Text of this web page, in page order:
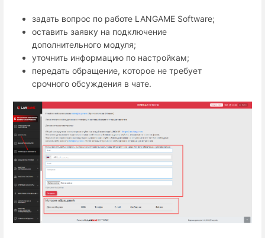
задать вопрос по работе LANGAME Software;
оставить заявку на подключение
дополнительного модуля;
уточнить информацию по настройкам;
передать обращение, которое не требует
срочного обсуждения в чате.